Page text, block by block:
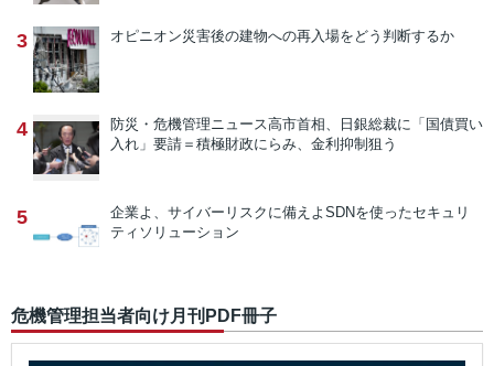
3 オピニオン災害後の建物への再入場をどう判断するか
4 防災・危機管理ニュース高市首相、日銀総裁に「国債買い
入れ」要請＝積極財政にらみ、金利抑制狙う
5 企業よ、サイバーリスクに備えよ SDNを使ったセキュリ
ティソリューション
危機管理担当者向け月刊PDF冊子